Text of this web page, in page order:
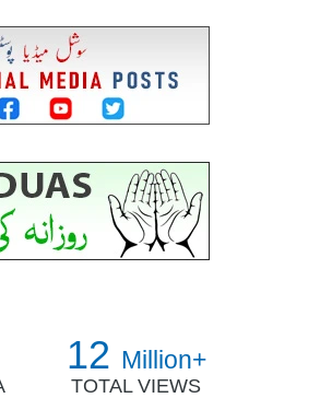
12 Million+
TOTAL VIEWS